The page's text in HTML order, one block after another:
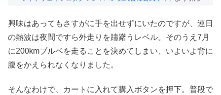
興味はあってもさすがに手を出せずにいたのですが、連日
の熱波は夜間ですら外走りを躊躇うレベル。そのうえ7月
に200kmブルベを走ることを決めてしまい、いよいよ背に
腹をかえられなくなりました。
そんなわけで、カートに入れて購入ボタンを押下。普段で